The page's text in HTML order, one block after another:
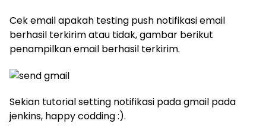
Cek email apakah testing push notifikasi email
berhasil terkirim atau tidak, gambar berikut
penampilkan email berhasil terkirim.
Sekian tutorial setting notifikasi pada gmail pada
jenkins, happy codding :).